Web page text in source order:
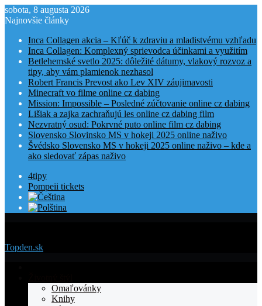
sobota, 8 augusta 2026
Najnovšie články
Inca Collagen akcia – Kľúč k zdraviu a mladistvému vzhľadu
Inca Collagen: Komplexný sprievodca účinkami a využitím
Betlehemské svetlo 2025: dôležité dátumy, vlakový rozvoz a
tipy, aby vám plamienok nezhasol
Robert Francis Prevost ako Lev XIV záujimavosti
Minecraft vo filme online cz dabing
Mission: Impossible – Posledné zúčtovanie online cz dabing
Lišiak a zajka zachraňujú les online cz dabing film
Nezvratný osud: Pokrvné puto online film cz dabing
Slovensko Slovinsko MS v hokeji 2025 online naživo
Švédsko Slovensko MS v hokeji 2025 online naživo – kde a
ako sledovať zápas naživo
4tipy
Pompeii tickets
Topden.sk
TOPden.skOmaľovánky
Knihy